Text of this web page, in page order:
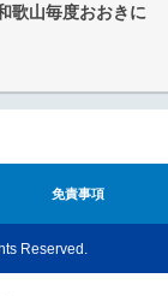
歌山毎度おおきに
免責事項
Reserved.